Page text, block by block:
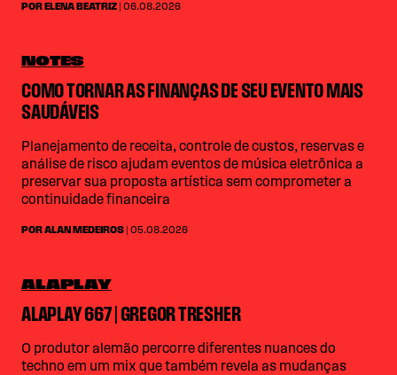
POR ELENA BEATRIZ | 06.08.2026
NOTES
COMO TORNAR AS FINANÇAS DE SEU EVENTO MAIS
SAUDÁVEIS
Planejamento de receita, controle de custos, reservas e
análise de risco ajudam eventos de música eletrônica a
preservar sua proposta artística sem comprometer a
continuidade financeira
POR ALAN MEDEIROS | 05.08.2026
ALAPLAY
ALAPLAY 667 | GREGOR TRESHER
O produtor alemão percorre diferentes nuances do
techno em um mix que também revela as mudanças